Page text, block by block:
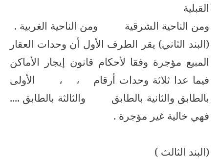
القبلية
ومن الناحية الشرقية
ومن الناحية الغربية .
(البند الثاني) يقر الطرف الأول أن وحدات العقار
المبيع مؤجرة وفقا لأحكام قانون إيجار الأماكن
فيما عدا ثلاثة وحدات أرقام
، ،
الأولى
بالطابق والثانية بالطابق
والثالثة بالطابق ....
فهي خالية غير مؤجرة .
(البند الثالث )